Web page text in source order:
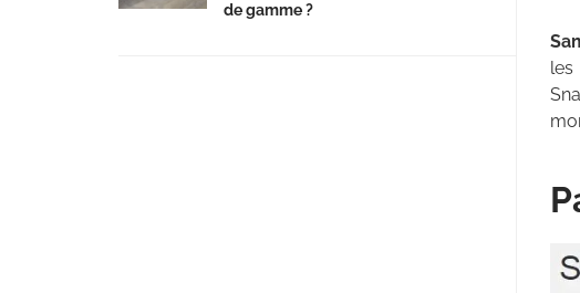
les
de gamme ?